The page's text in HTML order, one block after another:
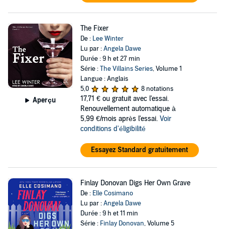
Aperçu
The Fixer
De : Lee Winter
Lu par :Angela Dawe
Durée : 9 h et 27 min
Série :The Villains Series, Volume 1
Langue : Anglais
5,0
8 notations
17,71 € ou gratuit avec l'essai.
Renouvellement automatique à
5,99 €/mois après l'essai. Voir
conditions d'éligibilité
Essayez Standard gratuitement
Finlay Donovan Digs Her Own Grave
De : Elle Cosimano
Lu par :Angela Dawe
Durée : 9 h et 11 min
Série : Finlay Donovan, Volume 5